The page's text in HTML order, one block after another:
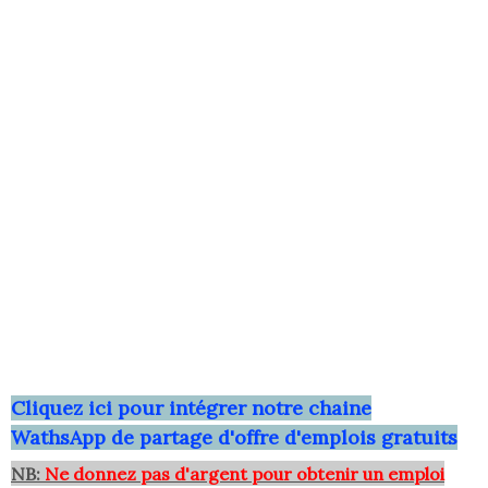
Cliquez ici pour intégrer notre chaine
WathsApp de partage d'offre d'emplois gratuits
NB: Ne donnez pas d'argent pour obtenir un emploi